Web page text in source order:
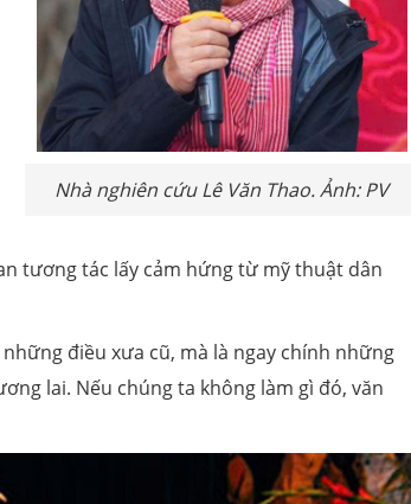
Nhà nghiên cứu Lê Văn Thao. Ảnh: PV
tương tác lấy cảm hứng từ mỹ thuật dân
điều xưa cũ, mà là ngay chính những
lai. Nếu chúng ta không làm gì đó, văn